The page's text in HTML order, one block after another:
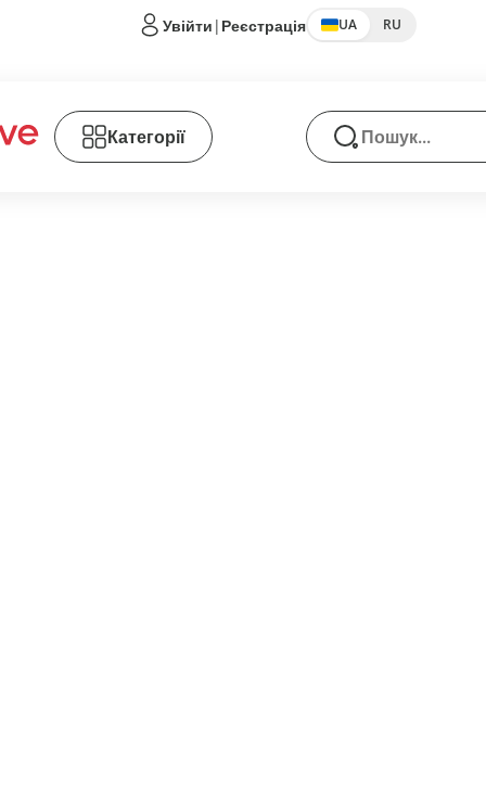
Увійти | Реєстрація UA RU
Категорії Пошук товарів